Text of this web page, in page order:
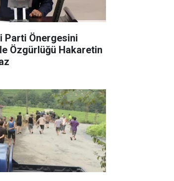
Parti Önergesini
Özgürlüğü Hakaretin